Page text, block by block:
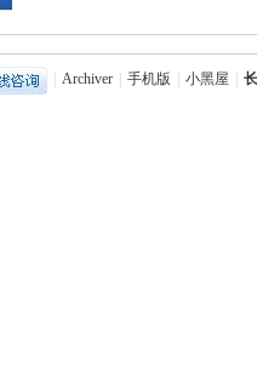
Archiver 手机版 小黑屋